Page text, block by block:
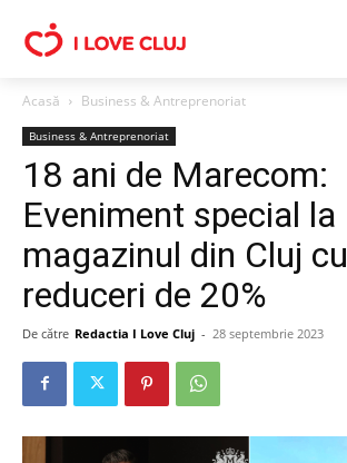
Acasă Business & Antreprenoriat
Business & Antreprenoriat
18 ani de Marecom:
Eveniment special la
magazinul din Cluj cu
reduceri de 20%
De către Redactia I Love Cluj - 28 septembrie 2023